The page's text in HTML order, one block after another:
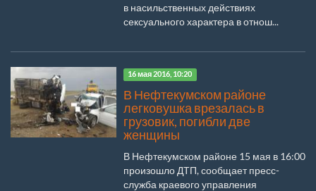
в насильственных действиях
сексуального характера в отнош...
16 мая 2016, 10:20
В Нефтекумском районе
легковушка врезалась в
грузовик, погибли две
женщины
В Нефтекумском районе 15 мая в 16:00
произошло ДТП, сообщает пресс-
служба краевого управления